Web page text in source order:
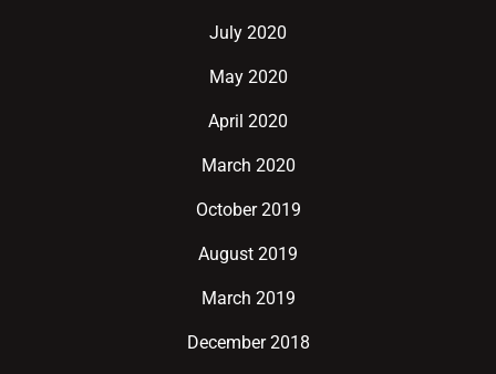
July 2020
May 2020
April 2020
March 2020
October 2019
August 2019
March 2019
December 2018